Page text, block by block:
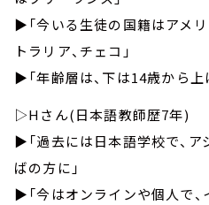
▶︎「今いる生徒の国籍はアメリ
トラリア、チェコ」
▶︎「年齢層は、下は14歳から上
▷Hさん(日本語教師歴7年)
▶︎「過去には日本語学校で、
ばの方に」
▶︎「今はオンラインや個人で、